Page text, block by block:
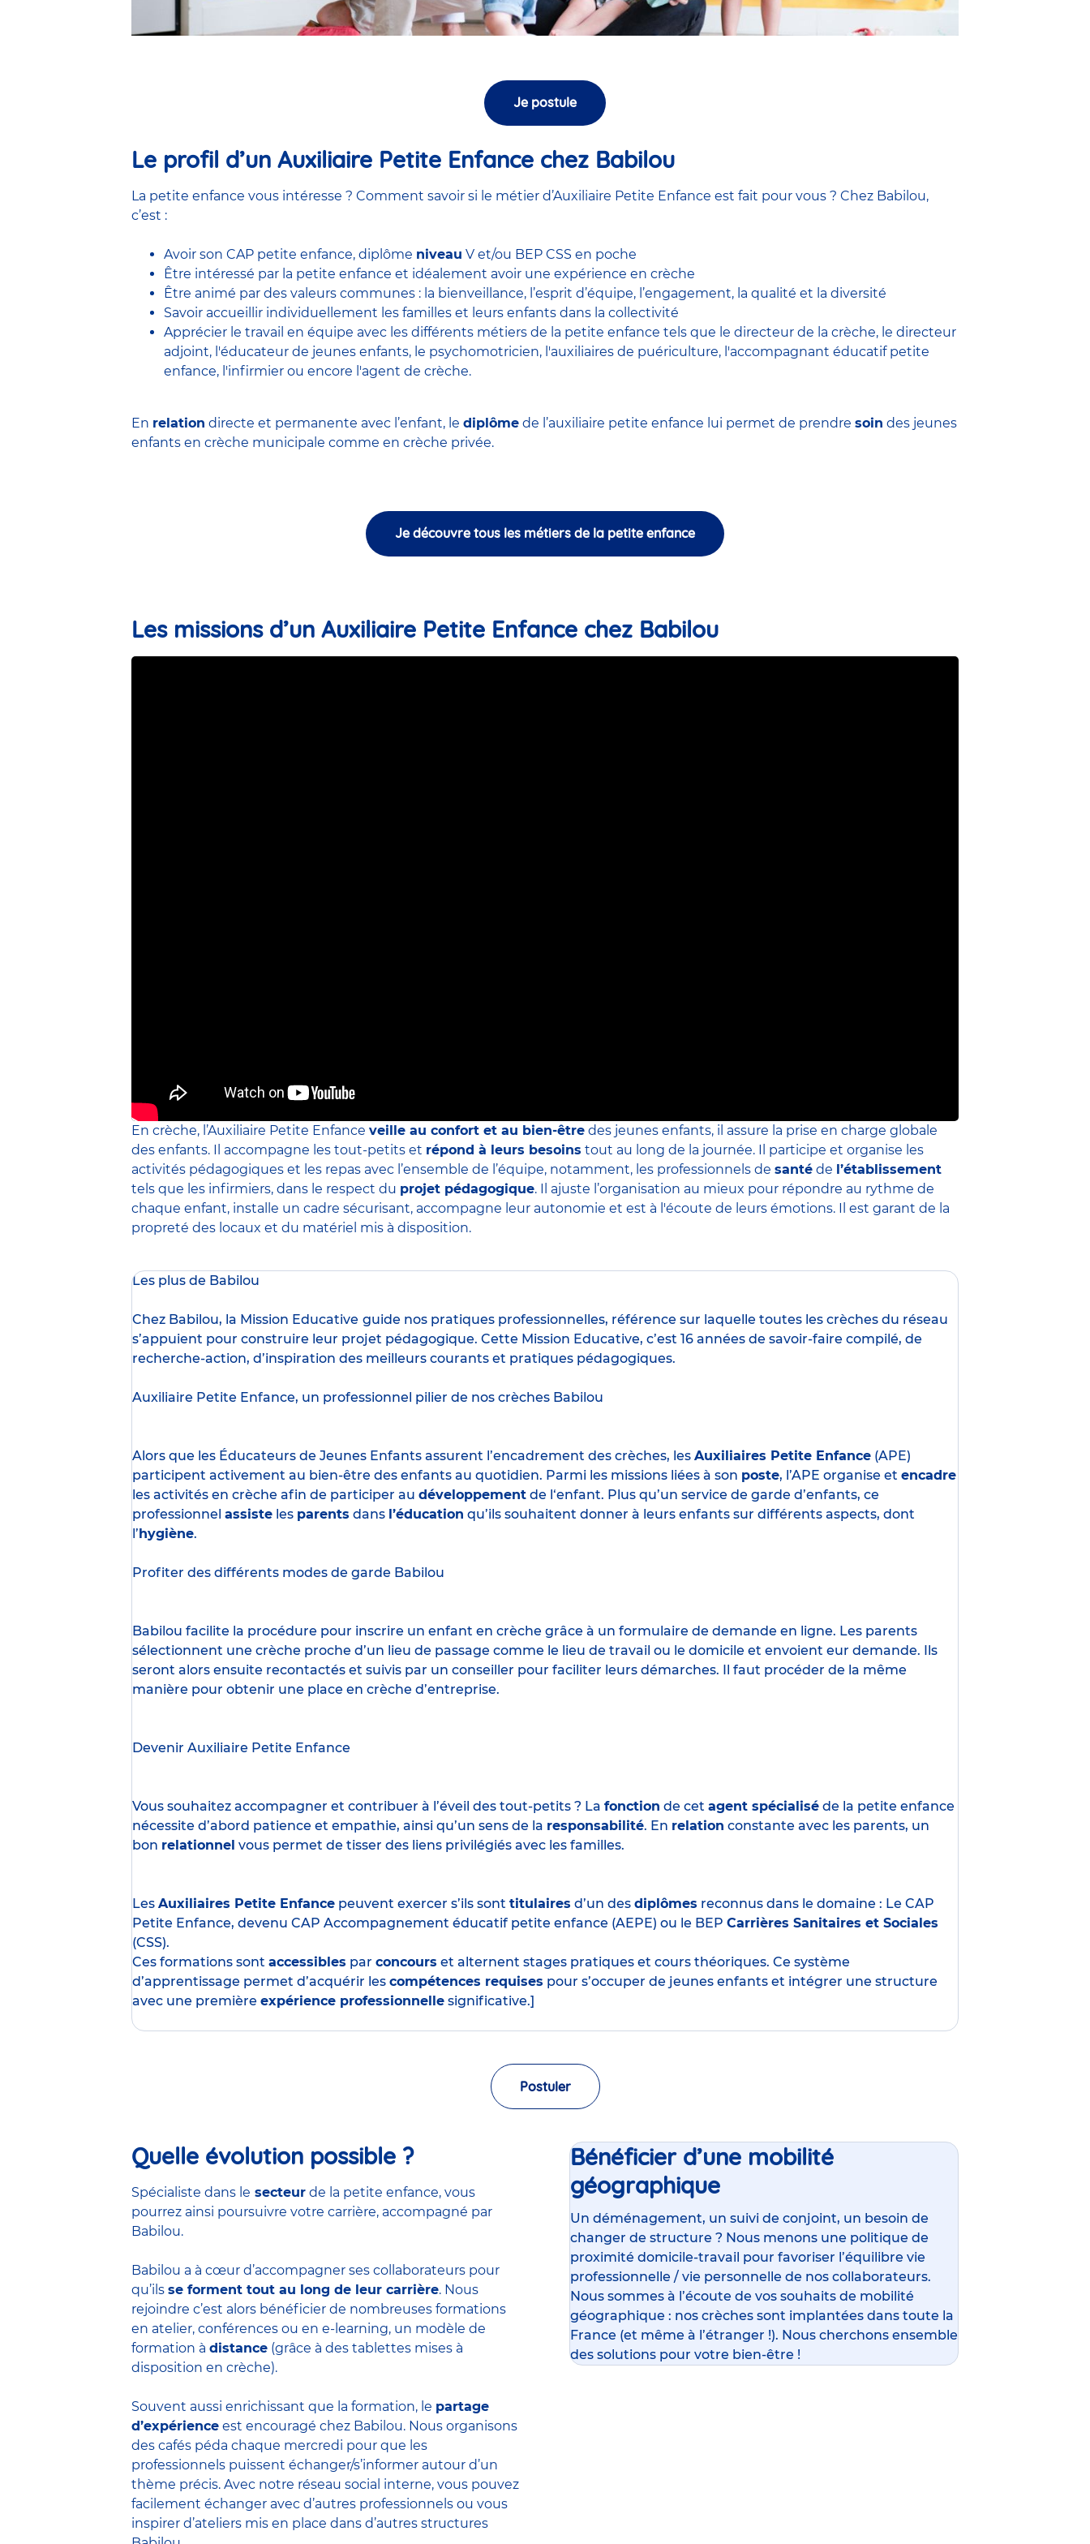
Je postule
Le profil d’un Auxiliaire Petite Enfance chez Babilou
La petite enfance vous intéresse ? Comment savoir si le métier d’Auxiliaire Petite Enfance est fait pour vous ? Chez Babilou,
c’est :
Avoir son CAP petite enfance, diplôme niveau V et/ou BEP CSS en poche
Être intéressé par la petite enfance et idéalement avoir une expérience en crèche
Être animé par des valeurs communes : la bienveillance, l’esprit d’équipe, l’engagement, la qualité et la diversité
Savoir accueillir individuellement les familles et leurs enfants dans la collectivité
Apprécier le travail en équipe avec les différents métiers de la petite enfance tels que le directeur de la crèche, le directeur
adjoint, l'éducateur de jeunes enfants, le psychomotricien, l'auxiliaires de puériculture, l'accompagnant éducatif petite
enfance, l'infirmier ou encore l'agent de crèche.
En relation directe et permanente avec l’enfant, le diplôme de l’auxiliaire petite enfance lui permet de prendre soin des jeunes
enfants en crèche municipale comme en crèche privée.
Je découvre tous les métiers de la petite enfance
Les missions d’un Auxiliaire Petite Enfance chez Babilou
En crèche, l’Auxiliaire Petite Enfance veille au confort et au bien-être des jeunes enfants, il assure la prise en charge globale
des enfants. Il accompagne les tout-petits et répond à leurs besoins tout au long de la journée. Il participe et organise les
activités pédagogiques et les repas avec l’ensemble de l’équipe, notamment, les professionnels de santé de l’établissement
tels que les infirmiers, dans le respect du projet pédagogique. Il ajuste l’organisation au mieux pour répondre au rythme de
chaque enfant, installe un cadre sécurisant, accompagne leur autonomie et est à l'écoute de leurs émotions. Il est garant de la
propreté des locaux et du matériel mis à disposition.
Les plus de Babilou
Chez Babilou, la Mission Educative guide nos pratiques professionnelles, référence sur laquelle toutes les crèches du réseau
s’appuient pour construire leur projet pédagogique. Cette Mission Educative, c’est 16 années de savoir-faire compilé, de
recherche-action, d’inspiration des meilleurs courants et pratiques pédagogiques.
Auxiliaire Petite Enfance, un professionnel pilier de nos crèches Babilou
Alors que les Éducateurs de Jeunes Enfants assurent l’encadrement des crèches, les Auxiliaires Petite Enfance (APE)
participent activement au bien-être des enfants au quotidien. Parmi les missions liées à son poste, l’APE organise et encadre
les activités en crèche afin de participer au développement de l‘enfant. Plus qu’un service de garde d’enfants, ce
professionnel assiste les parents dans l’éducation qu’ils souhaitent donner à leurs enfants sur différents aspects, dont
l’ hygiène.
Profiter des différents modes de garde Babilou
Babilou facilite la procédure pour inscrire un enfant en crèche grâce à un formulaire de demande en ligne. Les parents
sélectionnent une crèche proche d’un lieu de passage comme le lieu de travail ou le domicile et envoient eur demande. Ils
seront alors ensuite recontactés et suivis par un conseiller pour faciliter leurs démarches. Il faut procéder de la même
manière pour obtenir une place en crèche d’entreprise.
Devenir Auxiliaire Petite Enfance
Vous souhaitez accompagner et contribuer à l’éveil des tout-petits ? La fonction de cet agent spécialisé de la petite enfance
nécessite d’abord patience et empathie, ainsi qu’un sens de la responsabilité. En relation constante avec les parents, un
bon relationnel vous permet de tisser des liens privilégiés avec les familles.
Les Auxiliaires Petite Enfance peuvent exercer s’ils sont titulaires d’un des diplômes reconnus dans le domaine : Le CAP
Petite Enfance, devenu CAP Accompagnement éducatif petite enfance (AEPE) ou le BEP Carrières Sanitaires et Sociales
(CSS).
Ces formations sont accessibles par concours et alternent stages pratiques et cours théoriques. Ce système
d’apprentissage permet d’acquérir les compétences requises pour s’occuper de jeunes enfants et intégrer une structure
avec une première expérience professionnelle significative.]
Postuler
Quelle évolution possible ?
Spécialiste dans le secteur de la petite enfance, vous
pourrez ainsi poursuivre votre carrière, accompagné par
Babilou.
Babilou a à cœur d’accompagner ses collaborateurs pour
qu’ils se forment tout au long de leur carrière. Nous
rejoindre c’est alors bénéficier de nombreuses formations
en atelier, conférences ou en e-learning, un modèle de
formation à distance (grâce à des tablettes mises à
disposition en crèche).
Souvent aussi enrichissant que la formation, le partage
d’expérience est encouragé chez Babilou. Nous organisons
des cafés péda chaque mercredi pour que les
professionnels puissent échanger/s’informer autour d’un
thème précis. Avec notre réseau social interne, vous pouvez
facilement échanger avec d’autres professionnels ou vous
inspirer d’ateliers mis en place dans d’autres structures
Bénéficier d’une mobilité
géographique
Un déménagement, un suivi de conjoint, un besoin de
changer de structure ? Nous menons une politique de
proximité domicile-travail pour favoriser l’équilibre vie
professionnelle / vie personnelle de nos collaborateurs.
Nous sommes à l’écoute de vos souhaits de mobilité
géographique : nos crèches sont implantées dans toute la
France (et même à l’étranger !). Nous cherchons ensemble
des solutions pour votre bien-être !